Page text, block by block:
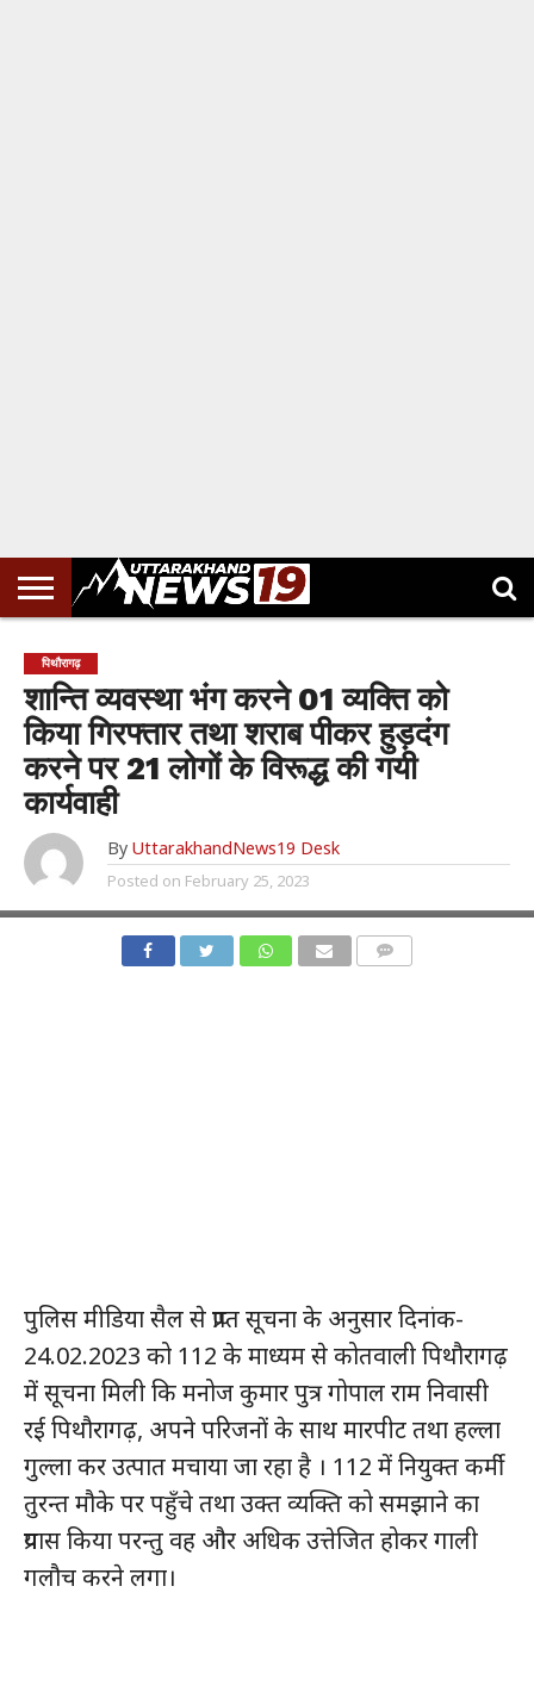
पिथौरागढ़
शान्ति व्यवस्था भंग करने 01 व्यक्ति को
किया गिरफ्तार तथा शराब पीकर हुड़दंग
करने पर 21 लोगों के विरूद्ध की गयी
कार्यवाही
By UttarakhandNews19 Desk
Posted on February 25, 2023
पुलिस मीडिया सैल से प्राप्त सूचना के अनुसार दिनांक-
24.02.2023 को 112 के माध्यम से कोतवाली पिथौरागढ़
में सूचना मिली कि मनोज कुमार पुत्र गोपाल राम निवासी
रई पिथौरागढ़, अपने परिजनों के साथ मारपीट तथा हल्ला
गुल्ला कर उत्पात मचाया जा रहा है । 112 में नियुक्त कर्मी
तुरन्त मौके पर पहुँचे तथा उक्त व्यक्ति को समझाने का
प्रयास किया परन्तु वह और अधिक उत्तेजित होकर गाली
गलौच करने लगा।